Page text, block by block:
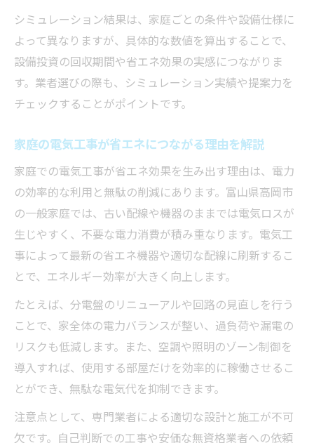
シミュレーション結果は、家庭ごとの条件や設備仕様に
よって異なりますが、具体的な数値を算出することで、
設備投資の回収期間や省エネ効果の実感につながりま
す。業者選びの際も、シミュレーション実績や提案力を
チェックすることがポイントです。
家庭の電気工事が省エネにつながる理由を解説
家庭での電気工事が省エネ効果を生み出す理由は、電力
の効率的な利用と無駄の削減にあります。富山県高岡市
の一般家庭では、古い配線や機器のままでは電気ロスが
生じやすく、不要な電力消費が積み重なります。電気工
事によって最新の省エネ機器や適切な配線に刷新するこ
とで、エネルギー効率が大きく向上します。
たとえば、分電盤のリニューアルや回路の見直しを行う
ことで、家全体の電力バランスが整い、過負荷や漏電の
リスクも低減します。また、空調や照明のゾーン制御を
導入すれば、使用する部屋だけを効率的に稼働させるこ
とができ、無駄な電気代を抑制できます。
注意点として、専門業者による適切な設計と施工が不可
欠です。自己判断での工事や安価な無資格業者への依頼